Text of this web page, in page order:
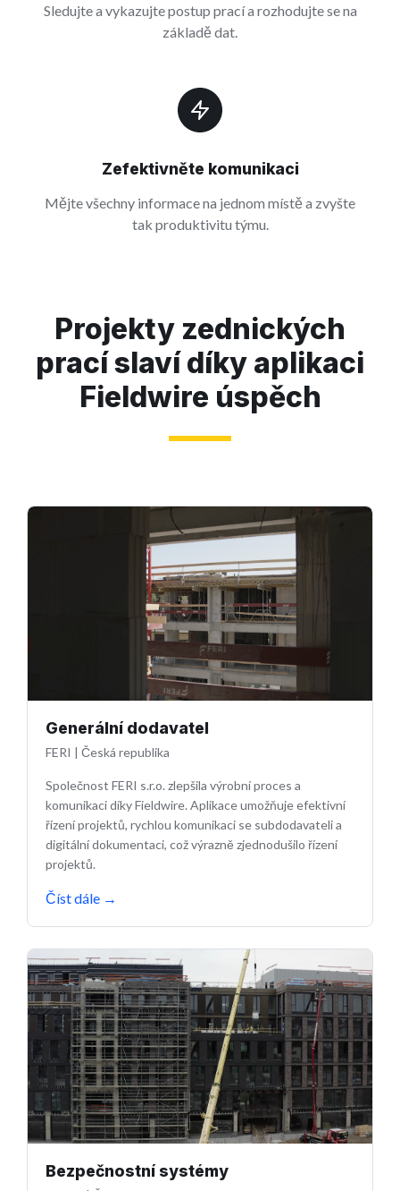
Sledujte a vykazujte postup prací a rozhodujte se na
základě dat.
Zefektivněte komunikaci
Mějte všechny informace na jednom místě a zvyšte
tak produktivitu týmu.
Projekty zednických
prací slaví díky aplikaci
Fieldwire úspěch
Generální dodavatel
FERI | Česká republika
Společnost FERI s.r.o. zlepšila výrobní proces a
komunikaci díky Fieldwire. Aplikace umožňuje efektivní
řízení projektů, rychlou komunikaci se subdodavateli a
digitální dokumentaci, což výrazně zjednodušilo řízení
projektů.
Číst dále →
Bezpečnostní systémy